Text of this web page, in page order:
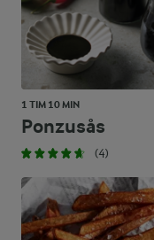
1 TIM 10 MIN
Ponzusås
(4)